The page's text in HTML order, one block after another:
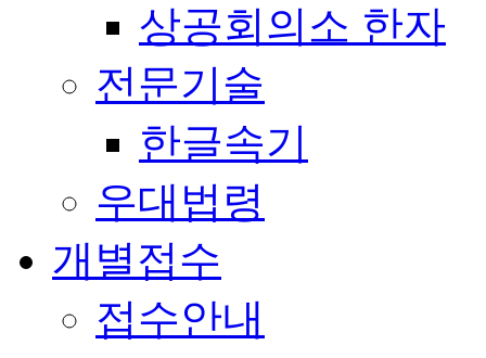
상공회의소 한자
전문기술
한글속기
우대법령
개별접수
접수안내